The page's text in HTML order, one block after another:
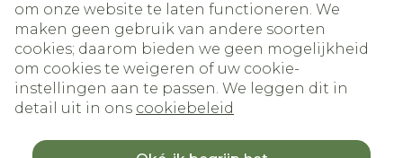
om onze website te laten functioneren. We
maken geen gebruik van andere soorten
cookies; daarom bieden we geen mogelijkheid
om cookies te weigeren of uw cookie-
instellingen aan te passen. We leggen dit in
detail uit in ons cookiebeleid